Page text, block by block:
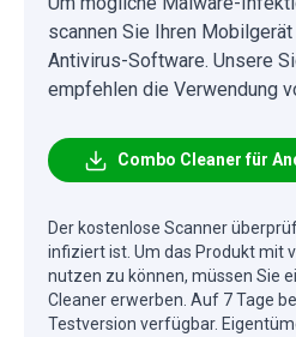
scannen Sie Ihren
Antivirus-Software. Unsere
empfehlen die Verwendung
Combo Cleaner für
Der kostenlose Scanner
infiziert ist. Um das Produkt mit
nutzen zu können, müssen Sie
Cleaner erwerben. Auf 7 Tage
Testversion verfügbar.